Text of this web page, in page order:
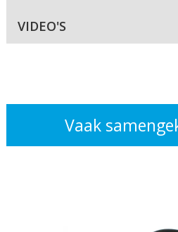
Vaak
VIDEO'S